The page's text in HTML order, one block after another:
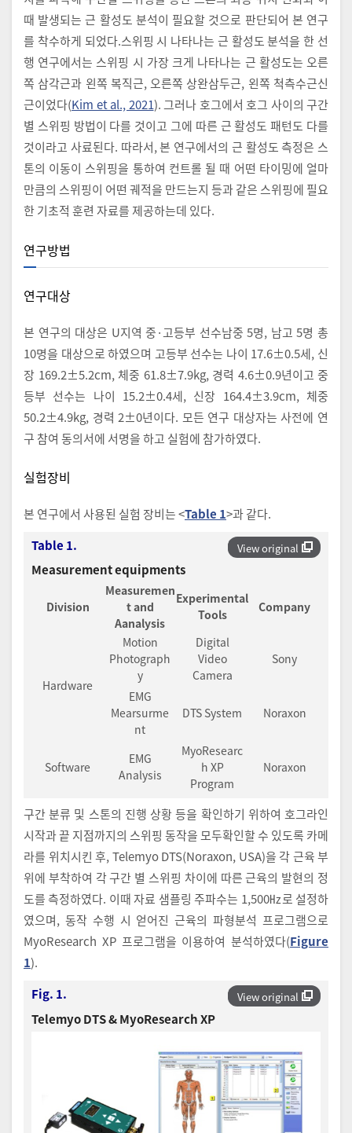
때 발생되는 근 활성도 분석이 필요할 것으로 판단되어 본 연구
를 착수하게 되었다.스위핑 시 나타나는 근 활성도 분석을 한 선
행 연구에서는 스위핑 시 가장 크게 나타나는 근 활성도는 오른
쪽 삼각근과 왼쪽 복직근, 오른쪽 상완삼두근, 왼쪽 척측수근신
근이었다(Kim et al., 2021). 그러나 호그에서 호그 사이의 구간
별 스위핑 방법이 다를 것이고 그에 따른 근 활성도 패턴도 다를
것이라고 사료된다. 따라서, 본 연구에서의 근 활성도 측정은 스
톤의 이동이 스위핑을 통하여 컨트롤 될 때 어떤 타이밍에 얼마
만큼의 스위핑이 어떤 궤적을 만드는지 등과 같은 스위핑에 필요
한 기초적 훈련 자료를 제공하는데 있다.
연구방법
연구대상
본 연구의 대상은 U지역 중·고등부 선수남중 5명, 남고 5명 총
10명을 대상으로 하였으며 고등부 선수는 나이 17.6±0.5세, 신
장 169.2±5.2cm, 체중 61.8±7.9kg, 경력 4.6±0.9년이고 중
등부 선수는 나이 15.2±0.4세, 신장 164.4±3.9cm, 체중
50.2±4.9kg, 경력 2±0년이다. 모든 연구 대상자는 사전에 연
구 참여 동의서에 서명을 하고 실험에 참가하였다.
실험장비
본 연구에서 사용된 실험 장비는 <Table 1>과 같다.
View original
Table 1.
Measurement equipments
Division
Measuremen
t and
Aanalysis
Experimental
Tools
Company
Hardware
Motion
Photograph
y
Digital
Video
Camera
Sony
EMG
Mearsurme
nt
DTS System Noraxon
Software
EMG
Analysis
MyoResearc
h XP
Program
Noraxon
구간 분류 및 스톤의 진행 상황 등을 확인하기 위하여 호그라인
시작과 끝 지점까지의 스위핑 동작을 모두확인할 수 있도록 카메
라를 위치시킨 후, Telemyo DTS(Noraxon, USA)을 각 근육 부
위에 부착하여 각 구간 별 스위핑 차이에 따른 근육의 발현의 정
도를 측정하였다. 이때 자료 샘플링 주파수는 1,500㎐로 설정하
였으며, 동작 수행 시 얻어진 근육의 파형분석 프로그램으로
MyoResearch XP 프로그램을 이용하여 분석하였다(Figure
1).
View original
Fig. 1.
Telemyo DTS & MyoResearch XP